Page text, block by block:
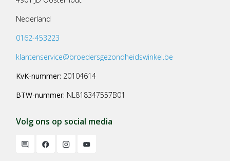
Nederland
0162-453223
klantenservice@broedersgezondheidswinkel.be
KvK-nummer: 20104614
BTW-nummer: NL818347557B01
Volg ons op social media